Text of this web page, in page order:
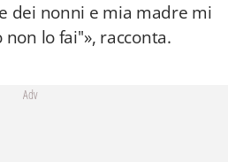
dei nonni e mia madre mi
lo fai''», racconta.
Adv